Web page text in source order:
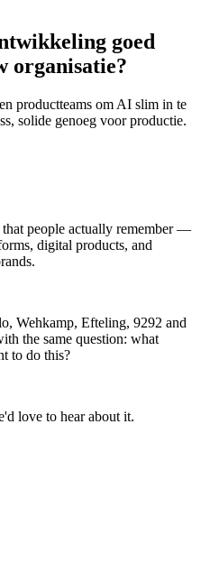
goed
organisatie?
productteams om AI slim in te
solide genoeg voor productie.
people actually remember —
digital products, and
Wehkamp, Efteling, 9292 and
the same question: what
to do this?
love to hear about it.